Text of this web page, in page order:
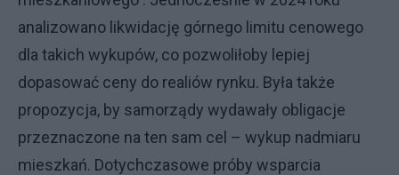
analizowano likwidację górnego limitu cenowego
dla takich wykupów, co pozwoliłoby lepiej
dopasować ceny do realiów rynku. Była także
propozycja, by samorządy wydawały obligacje
przeznaczone na ten sam cel – wykup nadmiaru
mieszkań. Dotychczasowe próby wsparcia